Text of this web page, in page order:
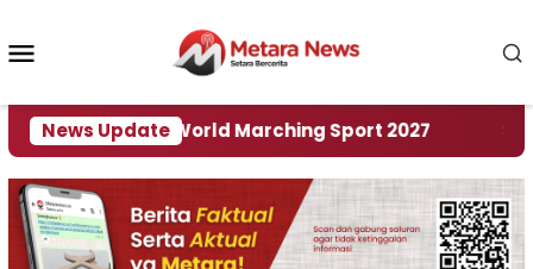
konten
News Update
Rumah World Marching Sport 2027 ‎Soal